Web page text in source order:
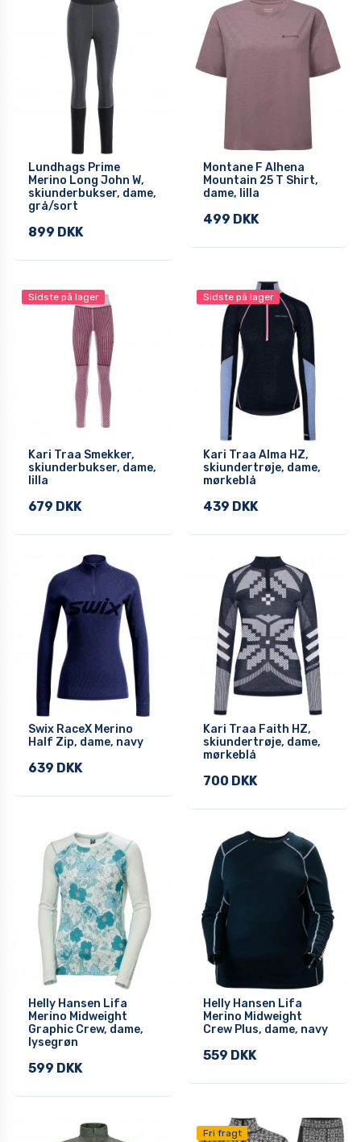
Lundhags Prime
Merino Long John W,
skiunderbukser, dame,
grå/sort
899 DKK
Montane F Alhena
Mountain 25 T Shirt,
dame, lilla
499 DKK
Sidste på lager
Kari Traa Smekker,
skiunderbukser, dame,
lilla
679 DKK
Sidste på lager
Kari Traa Alma HZ,
skiundertrøje, dame,
mørkeblå
439 DKK
Swix RaceX Merino
Half Zip, dame, navy
639 DKK
Kari Traa Faith HZ,
skiundertrøje, dame,
mørkeblå
700 DKK
Helly Hansen Lifa
Merino Midweight
Graphic Crew, dame,
lysegrøn
599 DKK
Helly Hansen Lifa
Merino Midweight
Crew Plus, dame, navy
559 DKK
Fri fragt